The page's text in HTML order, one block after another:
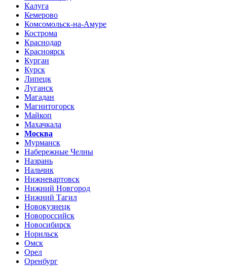
Калуга
Кемерово
Комсомольск-на-Амуре
Кострома
Краснодар
Красноярск
Курган
Курск
Липецк
Луганск
Магадан
Магнитогорск
Майкоп
Махачкала
Москва
Мурманск
Набережные Челны
Назрань
Нальчик
Нижневартовск
Нижний Новгород
Нижний Тагил
Новокузнецк
Новороссийск
Новосибирск
Норильск
Омск
Орел
Оренбург